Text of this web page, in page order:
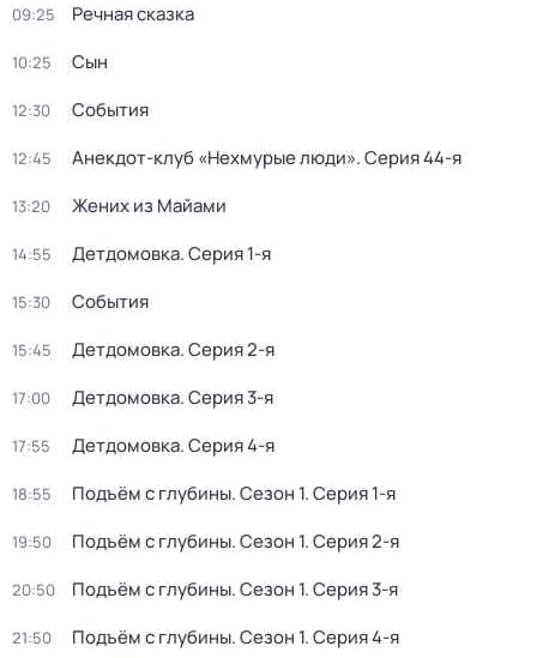
09:25 Речная сказка
10:25 Сын
12:30 События
12:45 Анекдот-клуб «Нехмурые люди». Серия 44-я
13:20 Жених из Майами
14:55 Детдомовка. Серия 1-я
15:30 События
15:45 Детдомовка. Серия 2-я
17:00 Детдомовка. Серия 3-я
17:55 Детдомовка. Серия 4-я
18:55 Подъём с глубины. Сезон 1. Серия 1-я
19:50 Подъём с глубины. Сезон 1. Серия 2-я
20:50 Подъём с глубины. Сезон 1. Серия 3-я
21:50 Подъём с глубины. Сезон 1. Серия 4-я